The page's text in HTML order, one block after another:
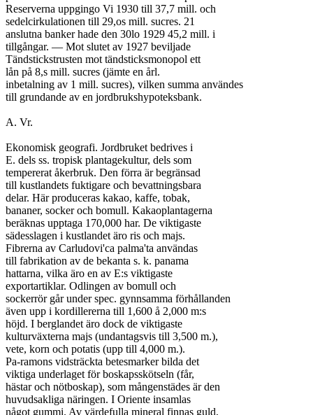
Reserverna uppgingo Vi 1930 till 37,7 mill. och
sedelcirkulationen till 29,os mill. sucres. 21
anslutna banker hade den 30lo 1929 45,2 mill. i
tillgångar. — Mot slutet av 1927 beviljade
Tändstickstrusten mot tändsticksmonopol ett
lån på 8,s mill. sucres (jämte en årl.
inbetalning av 1 mill. sucres), vilken summa användes
till grundande av en jordbrukshypoteksbank.
A. Vr.
Ekonomisk geografi. Jordbruket bedrives i
E. dels ss. tropisk plantagekultur, dels som
tempererat åkerbruk. Den förra är begränsad
till kustlandets fuktigare och bevattningsbara
delar. Här produceras kakao, kaffe, tobak,
bananer, socker och bomull. Kakaoplantagerna
beräknas upptaga 170,000 har. De viktigaste
sädesslagen i kustlandet äro ris och majs.
Fibrerna av Carludovi'ca palma'ta användas
till fabrikation av de bekanta s. k. panama
hattarna, vilka äro en av E:s viktigaste
exportartiklar. Odlingen av bomull och
sockerrör går under spec. gynnsamma förhållanden
även upp i kordillererna till 1,600 å 2,000 m:s
höjd. I berglandet äro dock de viktigaste
kulturväxterna majs (undantagsvis till 3,500 m.),
vete, korn och potatis (upp till 4,000 m.).
Pa-ramons vidsträckta betesmarker bilda det
viktiga underlaget för boskapsskötseln (får,
hästar och nötboskap), som mångenstädes är den
huvudsakliga näringen. I Oriente insamlas
något gummi. Av värdefulla mineral finnas guld,